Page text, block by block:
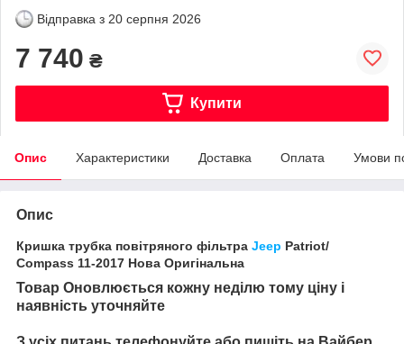
Відправка з 20 серпня 2026
7 740 ₴
Купити
Опис Характеристики Доставка Оплата Умови
Опис
Кришка трубка повітряного фільтра Jeep Patriot/
Compass 11-2017 Нова Оригінальна
Товар Оновлюється кожну неділю тому ціну і
наявність уточняйте